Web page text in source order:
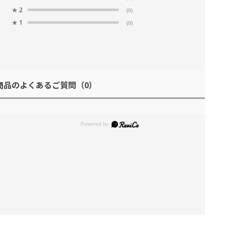
★ 2 (0)
★ 1 (0)
品のよくあるご質問 （0）